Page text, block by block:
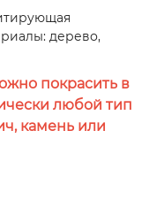
дерево,
покрасить в
любой тип
камень или